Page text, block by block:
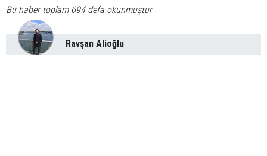
Bu haber toplam 694 defa okunmuştur
Ravşan Alioğlu